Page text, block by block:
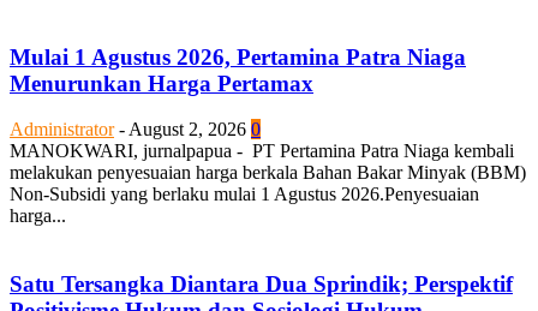
Mulai 1 Agustus 2026, Pertamina Patra Niaga
Menurunkan Harga Pertamax
Administrator - August 2, 2026 0
MANOKWARI, jurnalpapua - PT Pertamina Patra Niaga kembali
melakukan penyesuaian harga berkala Bahan Bakar Minyak (BBM)
Non-Subsidi yang berlaku mulai 1 Agustus 2026.Penyesuaian
harga...
Satu Tersangka Diantara Dua Sprindik; Perspektif